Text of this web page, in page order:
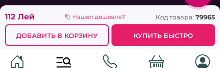
112 Лей Нашёл дешевле? Код товара: 79965
ДОБАВИТЬ В КОРЗИНУ КУПИТЬ БЫСТРО